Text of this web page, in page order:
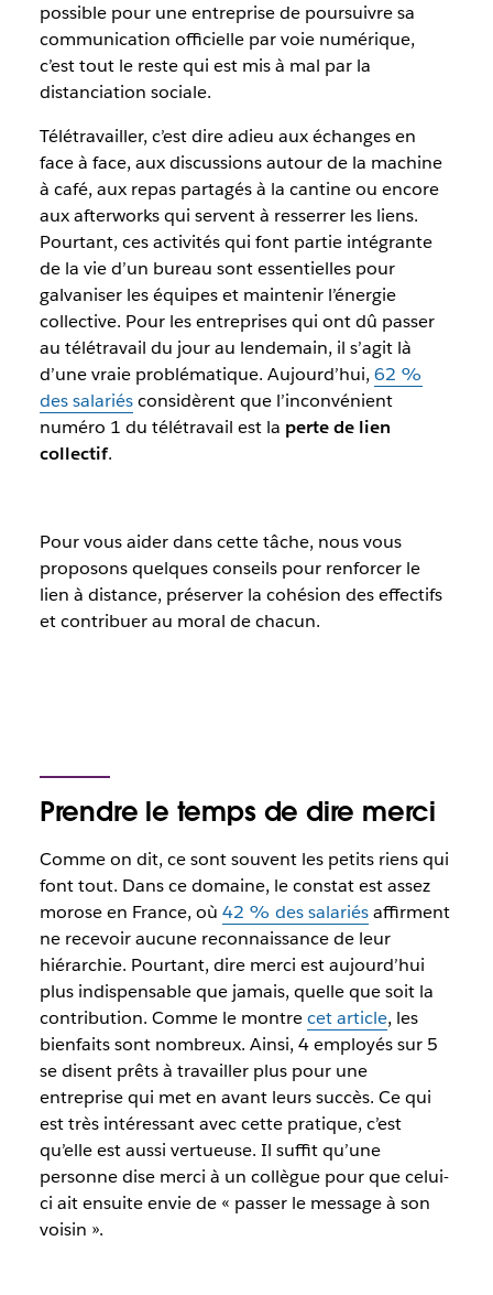
possible pour une entreprise de poursuivre sa
communication officielle par voie numérique,
c’est tout le reste qui est mis à mal par la
distanciation sociale.
Télétravailler, c’est dire adieu aux échanges en
face à face, aux discussions autour de la machine
à café, aux repas partagés à la cantine ou encore
aux afterworks qui servent à resserrer les liens.
Pourtant, ces activités qui font partie intégrante
de la vie d’un bureau sont essentielles pour
galvaniser les équipes et maintenir l’énergie
collective. Pour les entreprises qui ont dû passer
au télétravail du jour au lendemain, il s’agit là
d’une vraie problématique. Aujourd’hui, 62 %
des salariésconsidèrent que l’inconvénient
numéro 1 du télétravail est la perte de lien
collectif.
Pour vous aider dans cette tâche, nous vous
proposons quelques conseils pour renforcer le
lien à distance, préserver la cohésion des effectifs
et contribuer au moral de chacun.
Prendre le temps de dire merci
Comme on dit, ce sont souvent les petits riens qui
font tout. Dans ce domaine, le constat est assez
morose en France, où 42 % des salariésaffirment
ne recevoir aucune reconnaissance de leur
hiérarchie. Pourtant, dire merci est aujourd’hui
plus indispensable que jamais, quelle que soit la
contribution. Comme le montrecet article, les
bienfaits sont nombreux. Ainsi, 4 employés sur 5
se disent prêts à travailler plus pour une
entreprise qui met en avant leurs succès. Ce qui
est très intéressant avec cette pratique, c’est
qu’elle est aussi vertueuse. Il suffit qu’une
personne dise merci à un collègue pour que celui-
ci ait ensuite envie de « passer le message à son
voisin ».